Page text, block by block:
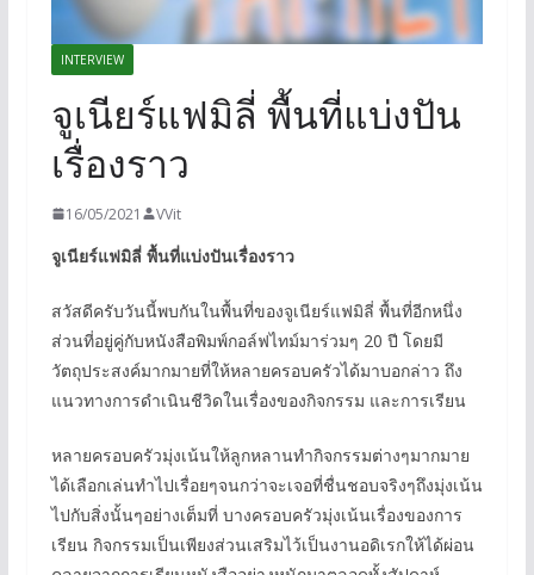
INTERVIEW
จูเนียร์แฟมิลี่ พื้นที่แบ่งปัน
เรื่องราว
16/05/2021 VVit
จูเนียร์แฟมิลี่ พื้นที่แบ่งปันเรื่องราว
สวัสดีครับวันนี้พบกันในพื้นที่ของจูเนียร์แฟมิลี่ พื้นที่อีกหนึ่ง
ส่วนที่อยู่คู่กับหนังสือพิมพ์กอล์ฟไทม์มาร่วมๆ 20 ปี โดยมี
วัตถุประสงค์มากมายที่ให้หลายครอบครัวได้มาบอกล่าว ถึง
แนวทางการดำเนินชีวิดในเรื่องของกิจกรรม และการเรียน
หลายครอบครัวมุ่งเน้นให้ลูกหลานทำกิจกรรมต่างๆมากมาย
ได้เลือกเล่นทำไปเรื่อยๆจนกว่าจะเจอที่ชื่นชอบจริงๆถึงมุ่งเน้น
ไปกับสิ่งนั้นๆอย่างเต็มที่ บางครอบครัวมุ่งเน้นเรื่องของการ
เรียน กิจกรรมเป็นเพียงส่วนเสริมไว้เป็นงานอดิเรกให้ได้ผ่อน